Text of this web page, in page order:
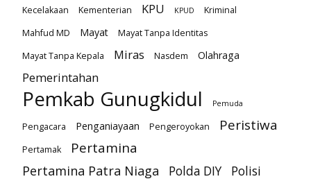
Kecelakaan
Kementerian KPU KPUD
Kriminal
Mahfud MD
Mayat
Mayat Tanpa Identitas
Mayat Tanpa Kepala
Miras Nasdem Olahraga
Pemerintahan
Pemkab Gunugkidul Pemuda
Pengacara Penganiayaan Pengeroyokan Peristiwa
Pertamak Pertamina
Pertamina Patra Niaga Polda DIY
Polisi